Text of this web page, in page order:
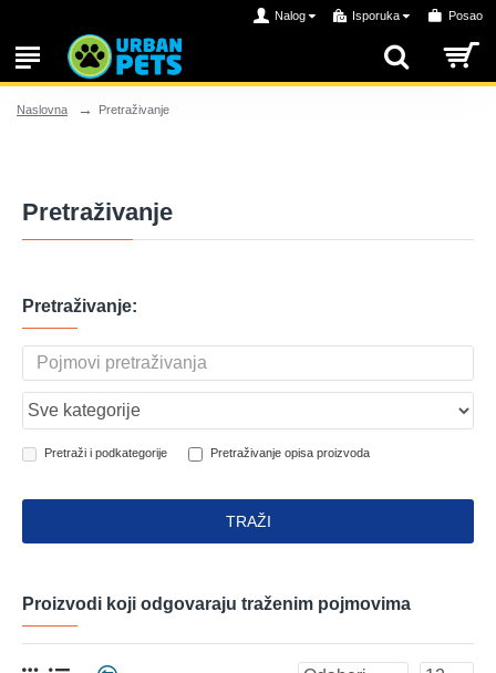
Nalog Isporuka Posao
Naslovna Pretraživanje
Pretraživanje
Pretraživanje:
Pretraži i podkategorije Pretraživanje opisa proizvoda
TRAŽI
Proizvodi koji odgovaraju traženim pojmovima